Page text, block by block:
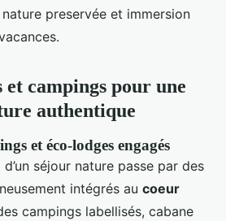
preservée et immersion
et campings pour une
authentique
et éco-lodges engagés
séjour nature passe par des
intégrés au coeur
campings labellisés, cabane